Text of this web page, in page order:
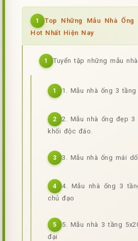
1
Top Những Mẫu Nhà
Hot Nhất Hiện Nay
1 Tuyển tập những mẫu
1 1. Mẫu nhà ống 3
2
2. Mẫu nhà ống đẹp 3
khối độc đáo.
3 3. Mẫu nhà ống mái
4
4. Mẫu nhà ống 3
chủ đạo
5
5. Mẫu nhà 3 tầng
đại